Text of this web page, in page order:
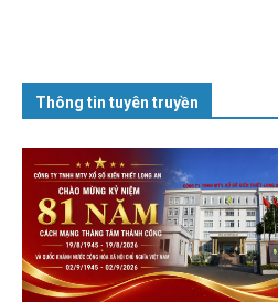
Thông tin tuyên truyền